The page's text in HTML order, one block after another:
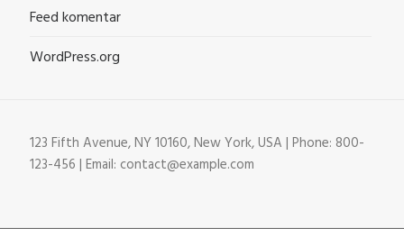
Feed komentar
WordPress.org
123 Fifth Avenue, NY 10160, New York, USA | Phone: 800-
123-456 | Email: contact@example.com